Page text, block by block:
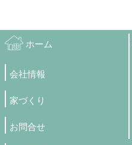
ホーム
会社情報
家づくり
お問合せ